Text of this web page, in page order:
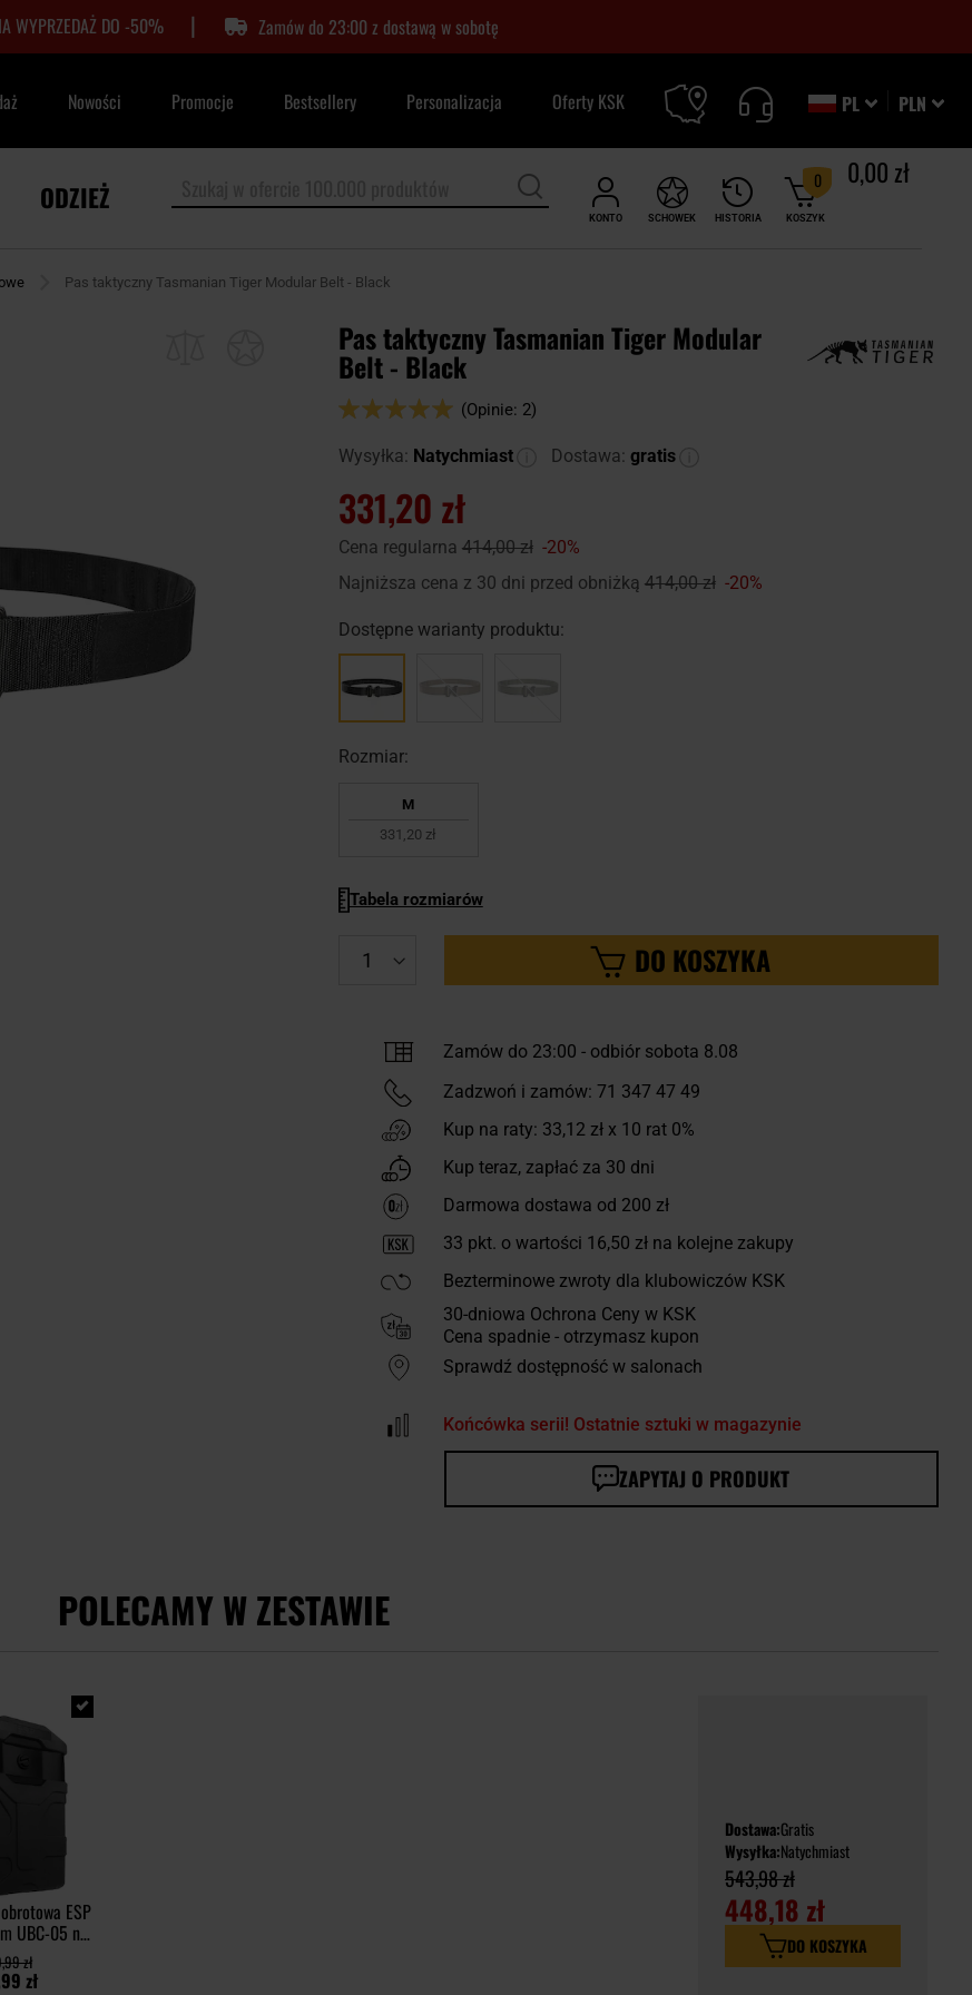
WYPRZEDAŻ DO -50% | Zamów do 23:00 z dostawą w sobotę
PLN
PL
Nowości Promocje Bestsellery Personalizacja Oferty KSK
KONTO HISTORIA
SCHOWEK KOSZYK
0 0,00 zł
ODZIEŻ
Pas taktyczny Tasmanian Tiger Modular Belt - Black
Pas taktyczny Tasmanian Tiger Modular
Belt - Black
Ocena:
(Opinie: 2)
Wysyłka: Natychmiast Dostawa: gratis
331,20 zł
Cena regularna 414,00 zł -20%
Najniższa cena z 30 dni przed obniżką 414,00 zł -20%
Dostępne warianty produktu:
Rozmiar:
M
331,20 zł
Tabela rozmiarów
DO KOSZYKA
Zamów do 23:00 -odbiór sobota 8.08
Zadzwoń i zamów: 71 347 47 49
Kup na raty: 33,12 złx 10 rat 0%
Kup teraz, zapłać za 30 dni
Darmowa dostawa od 200 zł
33 pkt. o wartości 16,50 złna kolejne zakupy
Bezterminowe zwroty dla klubowiczów KSK
30-dniowa Ochrona Ceny w KSK
Cena spadnie - otrzymasz kupon
Sprawdź dostępność w salonach
Końcówka serii! Ostatnie sztuki w magazynie
ZAPYTAJ O PRODUKT
POLECAMY W ZESTAWIE
ESP
UBC-05 na
AR-15 -
zł
zł
Dostawa:Gratis
Wysyłka:Natychmiast
543,98 zł
448,18 zł
DO KOSZYKA